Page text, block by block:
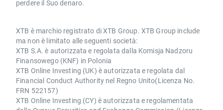
perdere il Suo denaro.
XTB è marchio registrato di XTB Group. XTB Group include
ma non è limitato alle seguenti società:
XTB S.A. è autorizzata e regolata dalla Komisja Nadzoru
Finansowego (KNF) in Polonia
XTB Online Investing (UK) è autorizzata e regolata dal
Financial Conduct Authority nel Regno Unito(Licenza No.
FRN 522157)
XTB Online Investing (CY) è autorizzata e regolamentata